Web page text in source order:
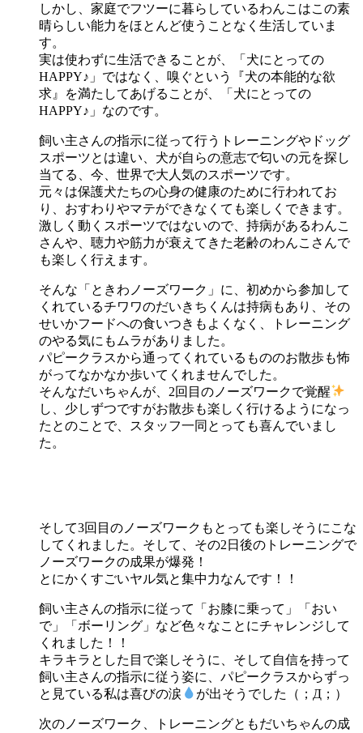
しかし、家庭でフツーに暮らしているわんこはこの素
晴らしい能力をほとんど使うことなく生活していま
す。
実は使わずに生活できることが、「犬にとっての
HAPPY♪」ではなく、嗅ぐという『犬の本能的な欲
求』を満たしてあげることが、「犬にとっての
HAPPY♪」なのです。
飼い主さんの指示に従って行うトレーニングやドッグ
スポーツとは違い、犬が自らの意志で匂いの元を探し
当てる、今、世界で大人気のスポーツです。
元々は保護犬たちの心身の健康のために行われてお
り、おすわりやマテができなくても楽しくできます。
激しく動くスポーツではないので、持病があるわんこ
さんや、聴力や筋力が衰えてきた老齢のわんこさんで
も楽しく行えます。
そんな「ときわノーズワーク」に、初めから参加して
くれているチワワのだいきちくんは持病もあり、その
せいかフードへの食いつきもよくなく、トレーニング
のやる気にもムラがありました。
パピークラスから通ってくれているもののお散歩も怖
がってなかなか歩いてくれませんでした。
そんなだいちゃんが、2回目のノーズワークで覚醒
し、少しずつですがお散歩も楽しく行けるようになっ
たとのことで、スタッフ一同とっても喜んでいまし
た。
そして3回目のノーズワークもとっても楽しそうにこな
してくれました。そして、その2日後のトレーニングで
ノーズワークの成果が爆発！
とにかくすごいヤル気と集中力なんです！！
飼い主さんの指示に従って「お膝に乗って」「おい
で」「ボーリング」など色々なことにチャレンジして
くれました！！
キラキラとした目で楽しそうに、そして自信を持って
飼い主さんの指示に従う姿に、パピークラスからずっ
と見ている私は喜びの涙
が出そうでした（；Д；）
次のノーズワーク、トレーニングともだいちゃんの成